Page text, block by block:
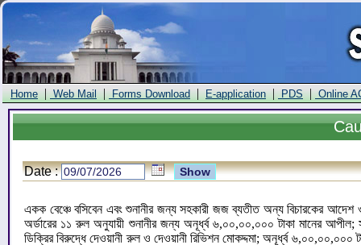
Home | Web Mail | Forms Download | E-application | PDS | Online
Date :
একক বেঞ্চে বসিবেন এবং শুনানীর জন্য সহকারী জজ ব্যতীত অন্য বিচারকের আদেশ
অর্ডারের ১১ রুল অনুযায়ী শুনানীর জন্য অনূর্ধ্ব ৬,০০,০০,০০০ টাকা মানের
ডিক্রির বিরুদ্ধে দেওয়ানী রুল ও দেওয়ানী রিভিশন মোকদ্দমা; অনূর্ধ্ব